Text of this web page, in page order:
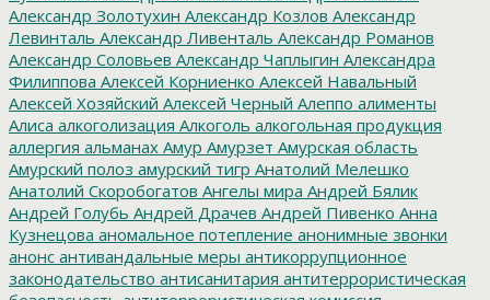
Александр Золотухин Александр Козлов Александр
Левинталь Александр Ливенталь Александр Романов
Александр Соловьев Александр Чаплыгин Александра
Филиппова Алексей Корниенко Алексей Навальный
Алексей Хозяйский Алексей Черный Алеппо алименты
Алиса алкоголизация Алкоголь алкогольная продукция
аллергия альманах Амур Амурзет Амурская область
Амурский полоз амурский тигр Анатолий Мелешко
Анатолий Скоробогатов Ангелы мира Андрей Бялик
Андрей Голубь Андрей Драчев Андрей Пивенко Анна
Кузнецова аномальное потепление анонимные звонки
анонс антивандальные меры антикоррупционное
законодательство антисанитария антитеррористическая